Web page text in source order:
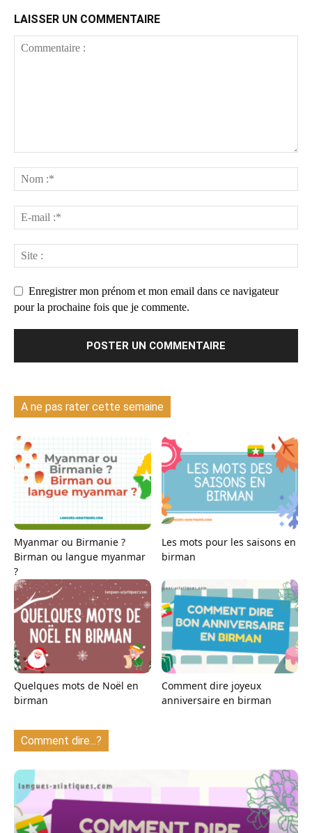
LAISSER UN COMMENTAIRE
Enregistrer mon prénom et mon email dans ce navigateur
pour la prochaine fois que je commente.
A ne pas rater cette semaine
Myanmar ou Birmanie ?
Birman ou langue myanmar
?
Les mots pour les saisons en
birman
Quelques mots de Noël en
birman
Comment dire joyeux
anniversaire en birman
Comment dire...?